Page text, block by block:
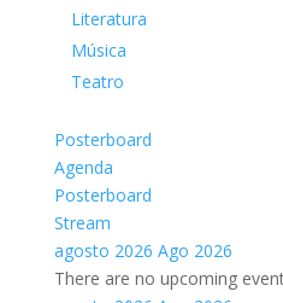
Literatura
Música
Teatro
Posterboard
Agenda
Posterboard
Stream
agosto 2026 Ago 2026
There are no upcoming